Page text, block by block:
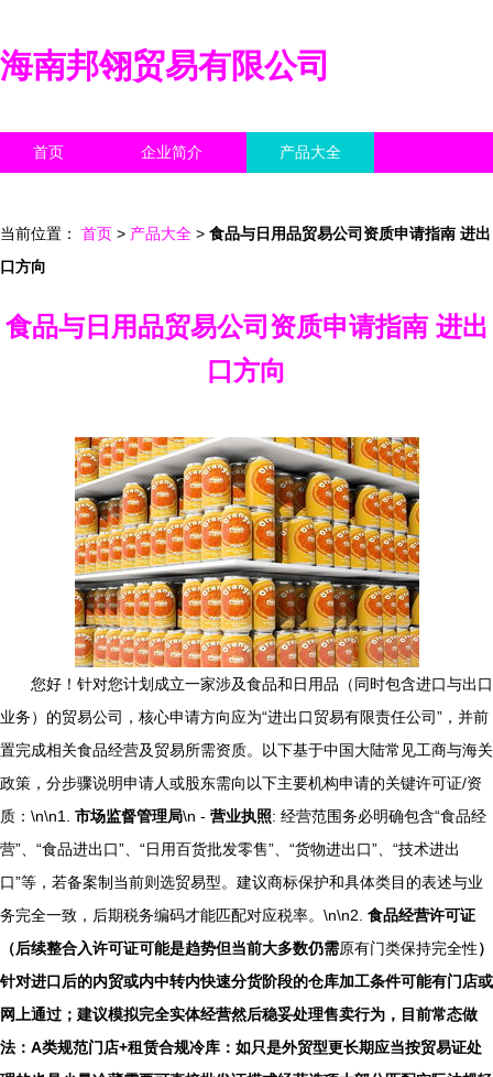
海南邦翎贸易有限公司
首页 企业简介 产品大全
当前位置： 首页 > 产品大全 > 食品与日用品贸易公司资质申请指南 进出
口方向
食品与日用品贸易公司资质申请指南 进出
口方向
您好！针对您计划成立一家涉及食品和日用品（同时包含进口与出口
业务）的贸易公司，核心申请方向应为“进出口贸易有限责任公司”，并前
置完成相关食品经营及贸易所需资质。以下基于中国大陆常见工商与海关
政策，分步骤说明申请人或股东需向以下主要机构申请的关键许可证/资
质：\n\n1. 市场监督管理局\n - 营业执照: 经营范围务必明确包含“食品经
营”、“食品进出口”、“日用百货批发零售”、“货物进出口”、“技术进出
口”等，若备案制当前则选贸易型。建议商标保护和具体类目的表述与业
务完全一致，后期税务编码才能匹配对应税率。\n\n2. 食品经营许可证
（后续整合入许可证可能是趋势但当前大多数仍需原有门类保持完全性）
针对进口后的内贸或内中转内快速分货阶段的仓库加工条件可能有门店或
网上通过；建议模拟完全实体经营然后稳妥处理售卖行为，目前常态做
法：A类规范门店+租赁合规冷库：如只是外贸型更长期应当按贸易证处